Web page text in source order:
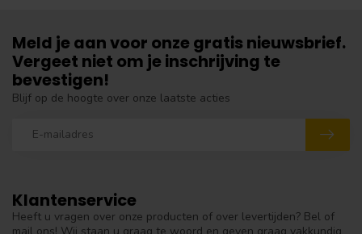
Klantenservice
Heeft u vragen over onze producten of over levertijden? Bel of
mail ons! Wij staan u graag te woord en geven graag vakkundig
Meld je aan voor onze gratis nieuwsbrief.
Vergeet niet om je inschrijving te
bevestigen!
Blijf op de hoogte over onze laatste acties